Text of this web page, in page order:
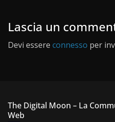
Lascia un
Devi essere connesso per
The Digital Moon – La
Web